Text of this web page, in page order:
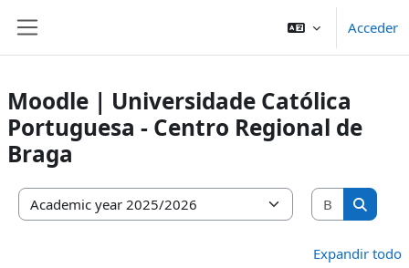
Acceder
Moodle | Universidade Católica
Portuguesa - Centro Regional de
Braga
Categorías
Buscar
Buscar
Expandir todo